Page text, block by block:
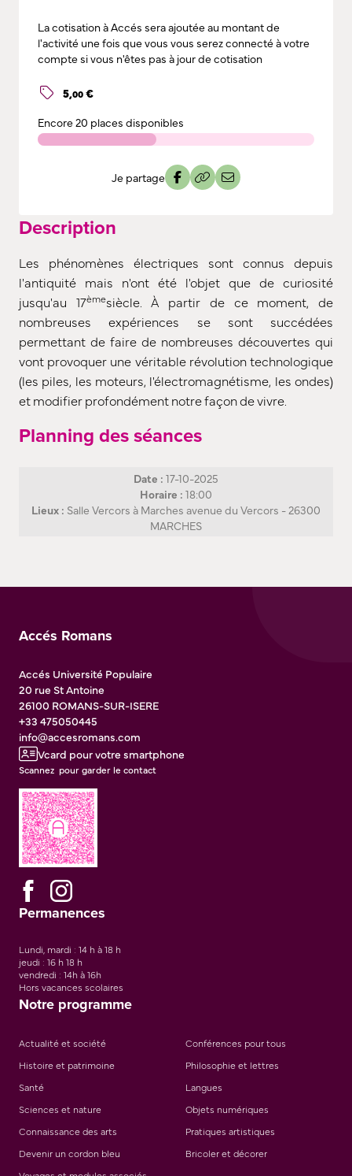
Description
Les phénomènes électriques sont connus depuis
l'antiquité mais n'ont été l'objet que de curiosité
jusqu'au 17èmesiècle. À partir de ce moment, de
nombreuses expériences se sont succédées
permettant de faire de nombreuses découvertes qui
vont provoquer une véritable révolution technologique
(les piles, les moteurs, l'électromagnétisme, les ondes)
et modifier profondément notre façon de vivre.
Planning des séances
Date : 17-10-2025
Horaire : 18:00
Lieux : Salle Vercors à Marches avenue du Vercors - 26300
MARCHES
La cotisation à Accés sera ajoutée au montant de
l'activité une fois que vous vous serez connecté à votre
compte si vous n'êtes pas à jour de cotisation
5,00€
Encore20 places disponibles
Je partage
Accés Romans
Accés Université Populaire
20 rue St Antoine
26100 ROMANS-SUR-ISERE
+33 475050445
info@accesromans.com
Vcard pour votre smartphone
Scannez pour garder le contact
Permanences
Lundi, mardi : 14 h à 18 h
jeudi : 16 h 18 h
vendredi : 14h à 16h
Hors vacances scolaires
Notre programme
Actualité et société
Conférences pour tous
Histoire et patrimoine
Philosophie et lettres
Santé
Langues
Sciences et nature
Objets numériques
Connaissance des arts
Pratiques artistiques
Devenir un cordon bleu
Bricoler et décorer